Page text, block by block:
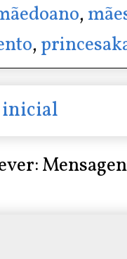
,
,
inicial